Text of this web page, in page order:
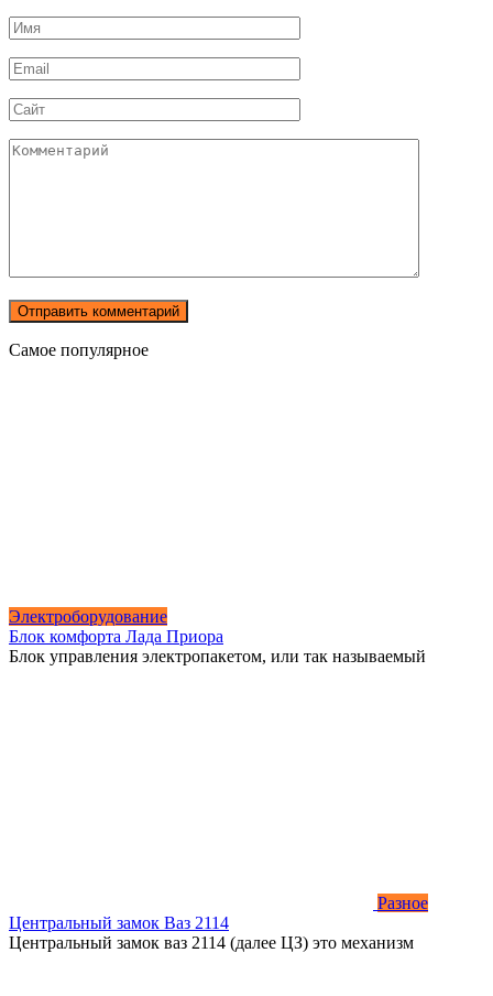
Имя
*
Email
*
Сайт
Комментарий
Самое популярное
Электроборудование
Блок комфорта Лада Приора
Блок управления электропакетом, или так называемый
Разное
Центральный замок Ваз 2114
Центральный замок ваз 2114 (далее ЦЗ) это механизм